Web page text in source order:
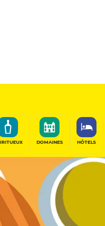
DOMAINES HÔTELS